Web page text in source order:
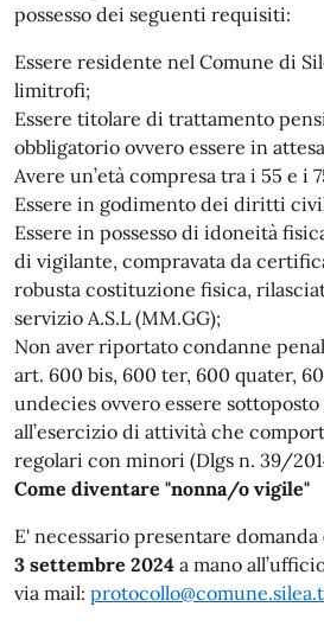
possesso dei seguenti requisiti:
Essere residente nel Comune di
limitrofi;
Essere titolare di trattamento
obbligatorio ovvero essere in
Avere un’età compresa tra i 55 e i
Essere in godimento dei diritti
Essere in possesso di idoneità
di vigilante, compravata da
robusta costituzione fisica,
servizio A.S.L (MM.GG);
Non aver riportato condanne
art. 600 bis, 600 ter, 600 quater,
undecies ovvero essere
all’esercizio di attività che
regolari con minori (Dlgs n. 39/
Come diventare "nonna/o vigile"
E' necessario presentare domanda
3 settembre 2024 a mano
via mail: